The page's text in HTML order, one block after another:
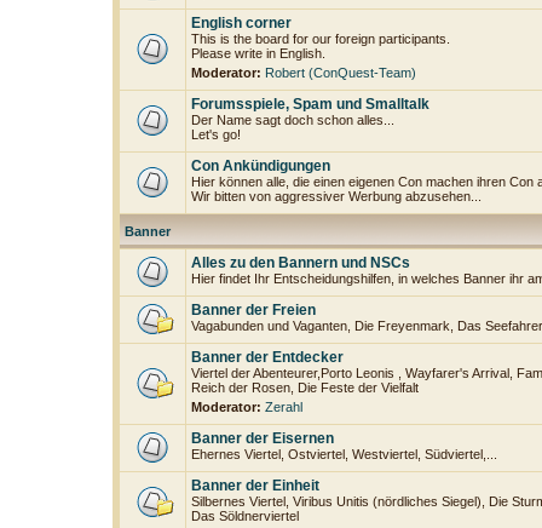
English corner
This is the board for our foreign participants.
Please write in English.
Moderator: Robert (ConQuest-Team)
Forumsspiele, Spam und Smalltalk
Der Name sagt doch schon alles...
Let's go!
Con Ankündigungen
Hier können alle, die einen eigenen Con machen ihren Con
Wir bitten von aggressiver Werbung abzusehen...
Banner
Alles zu den Bannern und NSCs
Hier findet Ihr Entscheidungshilfen, in welches Banner ihr
Banner der Freien
Vagabunden und Vaganten, Die Freyenmark, Das
Banner der Entdecker
Viertel der Abenteurer,Porto Leonis , Wayfarer's Arrival,
Reich der Rosen, Die Feste der Vielfalt
Moderator: Zerahl
Banner der Eisernen
Ehernes Viertel, Ostviertel, Westviertel, Südviertel,...
Banner der Einheit
Silbernes Viertel, Viribus Unitis (nördliches Siegel), Die
Das Söldnerviertel